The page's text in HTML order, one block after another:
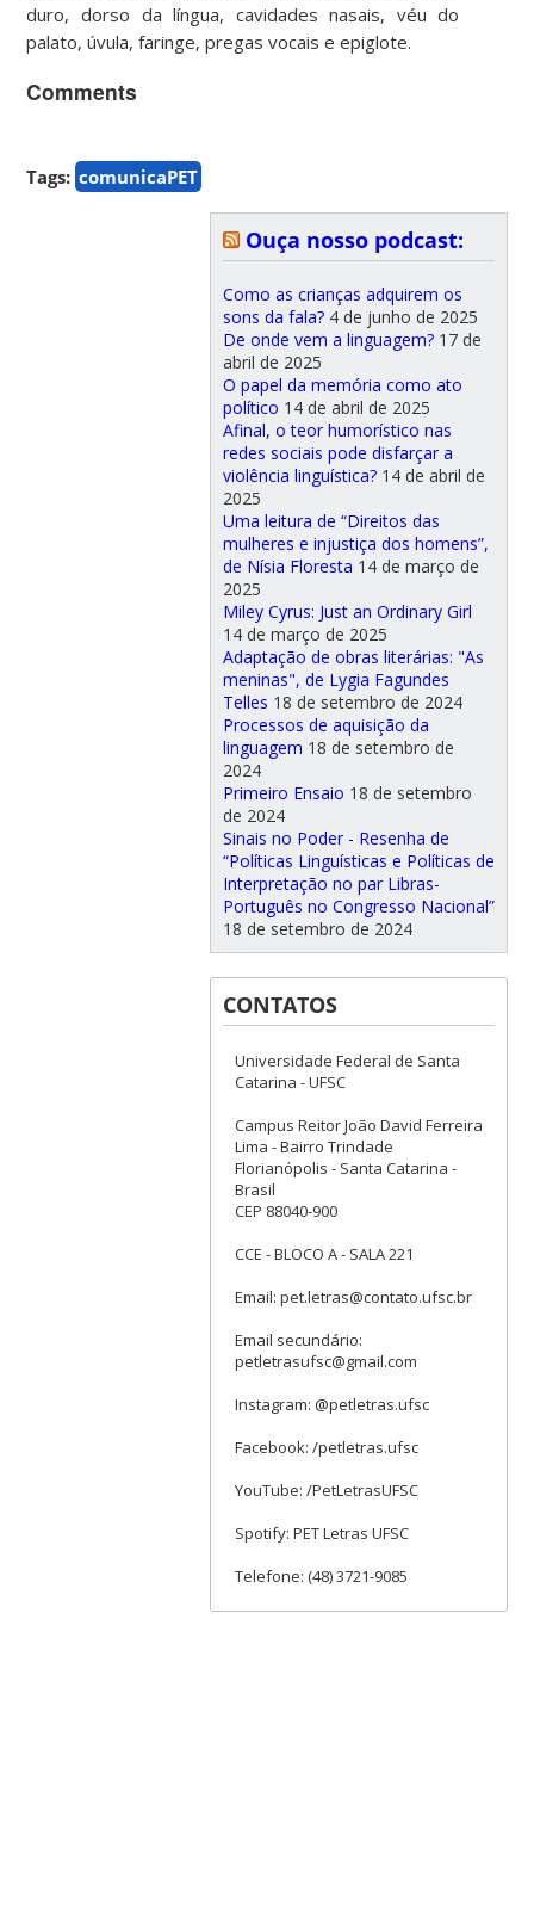
duro, dorso da língua, cavidades nasais, véu do
palato, úvula, faringe, pregas vocais e epiglote.
Comments
Tags: comunicaPET
Ouça nosso podcast:
Como as crianças adquirem os
sons da fala? 4 de junho de 2025
De onde vem a linguagem? 17 de
abril de 2025
O papel da memória como ato
político 14 de abril de 2025
Afinal, o teor humorístico nas
redes sociais pode disfarçar a
violência linguística? 14 de abril de
2025
Uma leitura de “Direitos das
mulheres e injustiça dos homens”,
de Nísia Floresta 14 de março de
2025
Miley Cyrus: Just an Ordinary Girl
14 de março de 2025
Adaptação de obras literárias: "As
meninas", de Lygia Fagundes
Telles 18 de setembro de 2024
Processos de aquisição da
linguagem 18 de setembro de
2024
Primeiro Ensaio 18 de setembro
de 2024
Sinais no Poder - Resenha de
“Políticas Linguísticas e Políticas de
Interpretação no par Libras-
Português no Congresso Nacional”
18 de setembro de 2024
CONTATOS
Universidade Federal de Santa
Catarina - UFSC
Campus Reitor João David Ferreira
Lima - Bairro Trindade
Florianópolis - Santa Catarina -
Brasil
CEP 88040-900
CCE - BLOCO A - SALA 221
Email: pet.letras@contato.ufsc.br
Email secundário:
petletrasufsc@gmail.com
Instagram: @petletras.ufsc
Facebook: /petletras.ufsc
YouTube: /PetLetrasUFSC
Spotify: PET Letras UFSC
Telefone: (48) 3721-9085